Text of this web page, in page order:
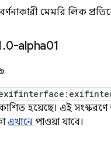
মেমরি লিক
.0-alpha01
হয়েছে। এই
এখানে পাওয়া যাবে।